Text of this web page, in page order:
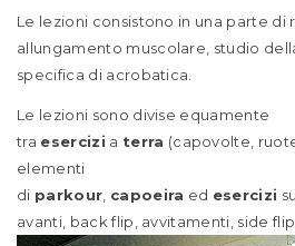
Le lezioni consistono in una parte di
allungamento muscolare, studio
specifica di acrobatica.
Le lezioni sono divise equamente
tra esercizi a terra (capovolte,
elementi
di parkour capoeira ed esercizi
avanti, back flip, avvitamenti, side